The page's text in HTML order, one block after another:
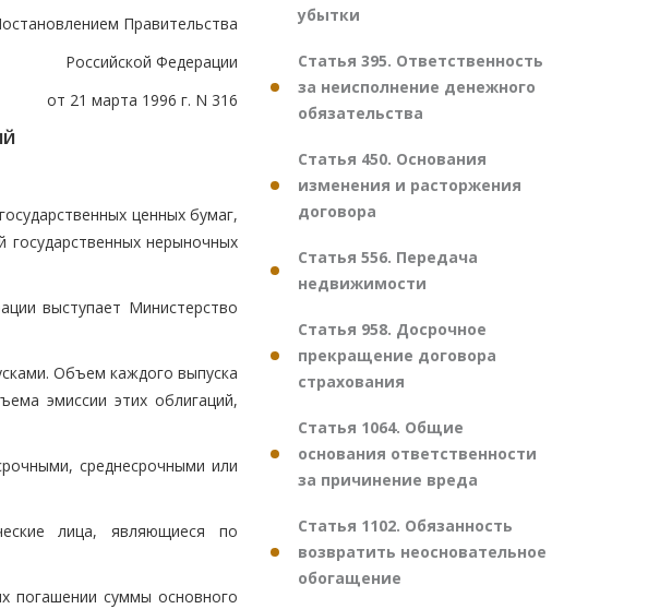
Правительства
Российской Федерации
от 21 марта 1996 г. N 316
ценных бумаг,
нерыночных
выступает Министерство
Объем каждого выпуска
эмиссии этих облигаций,
среднесрочными или
лица, являющиеся по
погашении суммы основного
убытки
Статья 395. Ответственность
за неисполнение денежного
обязательства
Статья 450. Основания
изменения и расторжения
договора
Статья 556. Передача
недвижимости
Статья 958. Досрочное
прекращение договора
страхования
Статья 1064. Общие
основания ответственности
за причинение вреда
Статья 1102. Обязанность
возвратить неосновательное
обогащение